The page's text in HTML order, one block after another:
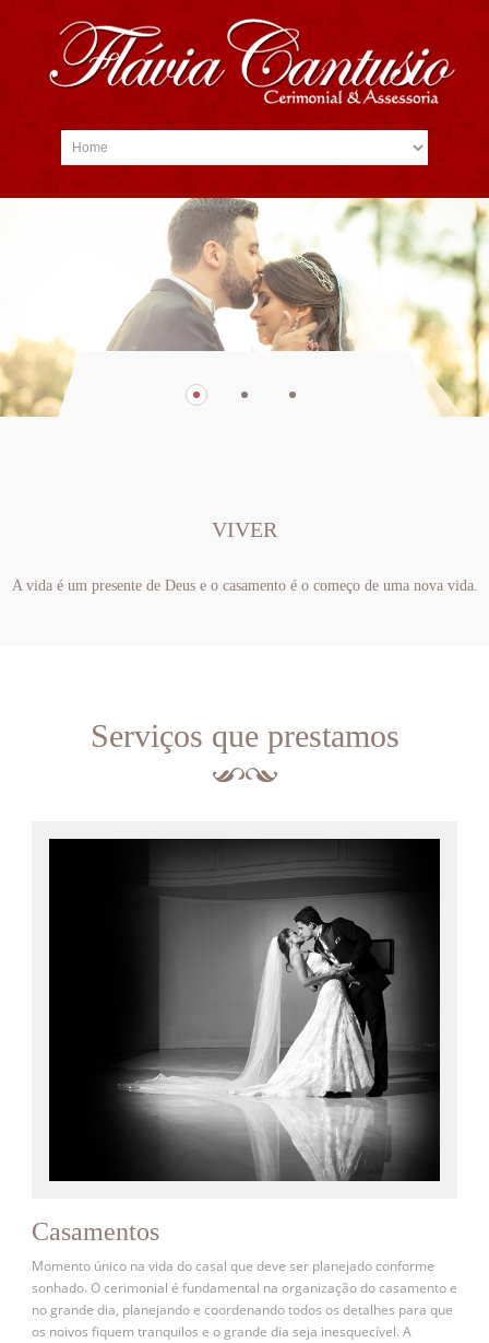
VIVER
A vida é um presente de Deus e o casamento é o começo de uma nova vida.
Serviços que prestamos
Casamentos
Momento único na vida do casal que deve ser planejado conforme
sonhado. O cerimonial é fundamental na organização do casamento e
no grande dia, planejando e coordenando todos os detalhes para que
os noivos fiquem tranquilos e o grande dia seja inesquecível. A